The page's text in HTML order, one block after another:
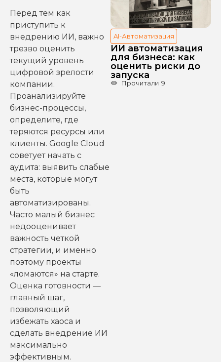
Перед тем как
приступить к
внедрению ИИ, важно
трезво оценить
текущий уровень
цифровой зрелости
компании.
Проанализируйте
бизнес-процессы,
определите, где
теряются ресурсы или
клиенты. Google Cloud
советует начать с
аудита: выявить слабые
места, которые могут
быть
автоматизированы.
Часто малый бизнес
недооценивает
важность четкой
стратегии, и именно
поэтому проекты
«ломаются» на старте.
Оценка готовности —
главный шаг,
позволяющий
избежать хаоса и
сделать внедрение ИИ
максимально
эффективным.
AI-Автоматизация
ИИ автоматизация
для бизнеса: как
оценить риски до
запуска
Прочитали 9